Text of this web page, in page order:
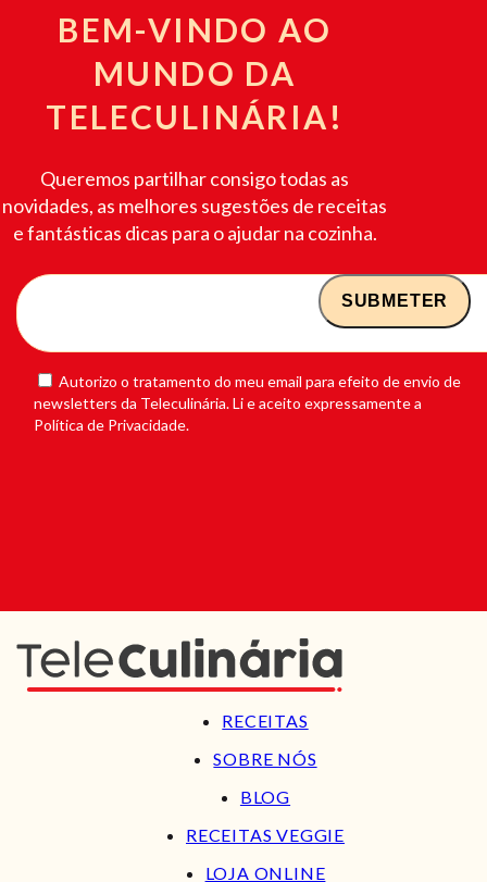
BEM-VINDO AO
MUNDO DA
TELECULINÁRIA!
Queremos partilhar consigo todas as
novidades, as melhores sugestões de receitas
e fantásticas dicas para o ajudar na cozinha.
Autorizo o tratamento do meu email para efeito de envio de
newsletters da Teleculinária. Li e aceito expressamente a
Política de Privacidade.
RECEITAS
SOBRE NÓS
BLOG
RECEITAS VEGGIE
LOJA ONLINE